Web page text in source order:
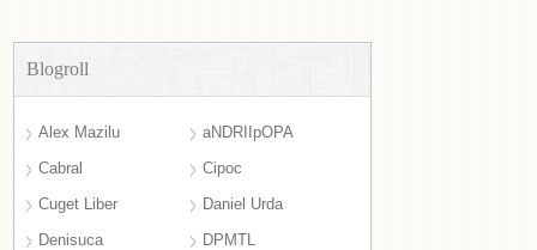
Blogroll
Alex Mazilu
aNDRIIpOPA
Cabral
Cipoc
Cuget Liber
Daniel Urda
Denisuca
DPMTL